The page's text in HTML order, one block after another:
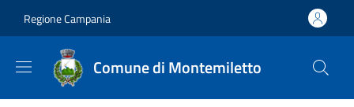
Regione Campania
Comune di Montemiletto